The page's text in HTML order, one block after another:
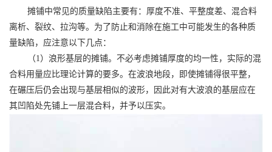
摊铺中常见的质量缺陷主要有：厚度不准、平整度差、混合料
离析、裂纹、拉沟等。为了防止和消除在施工中可能发生的各种质
量缺陷，应注意以下几点：
（1）浪形基层的摊铺。不必考虑摊铺厚度的均一性，实际的混
合料用量应比理论计算的要多。在波浪地段，即使摊铺得很平整，
在碾压后仍会出现与基层相似的波形，因此对有大波浪的基层应在
其凹陷处先铺上一层混合料，并予以压实。